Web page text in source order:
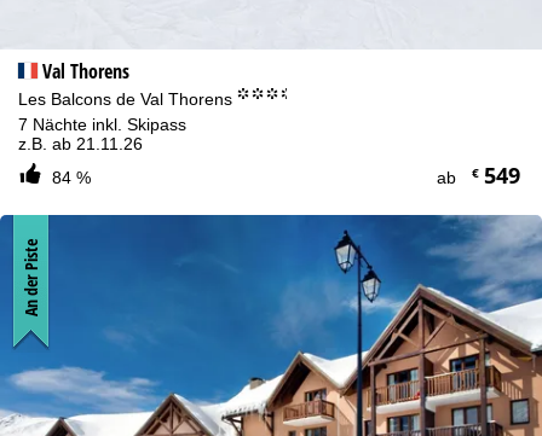
Val Thorens
Les Balcons de Val Thorens °°°.
7 Nächte inkl. Skipass
z.B. ab 21.11.26
84 %
ab €549
An der Piste